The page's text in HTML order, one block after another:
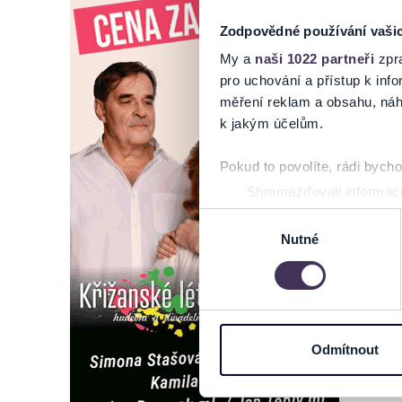
Zodpovědné používání
My a naši 1022 partneři
pro uchování a přístup k
měření reklam a obsahu,
k jakým účelům.
Pokud to povolíte, rádi
Shromažďovali
Identifikovali vaše
Zjistěte více o tom, jak
můžete kdykoliv změnit
informace o vašem zařízení
osobní údaje. Získané
Výběr
Nutné
Odmítnout